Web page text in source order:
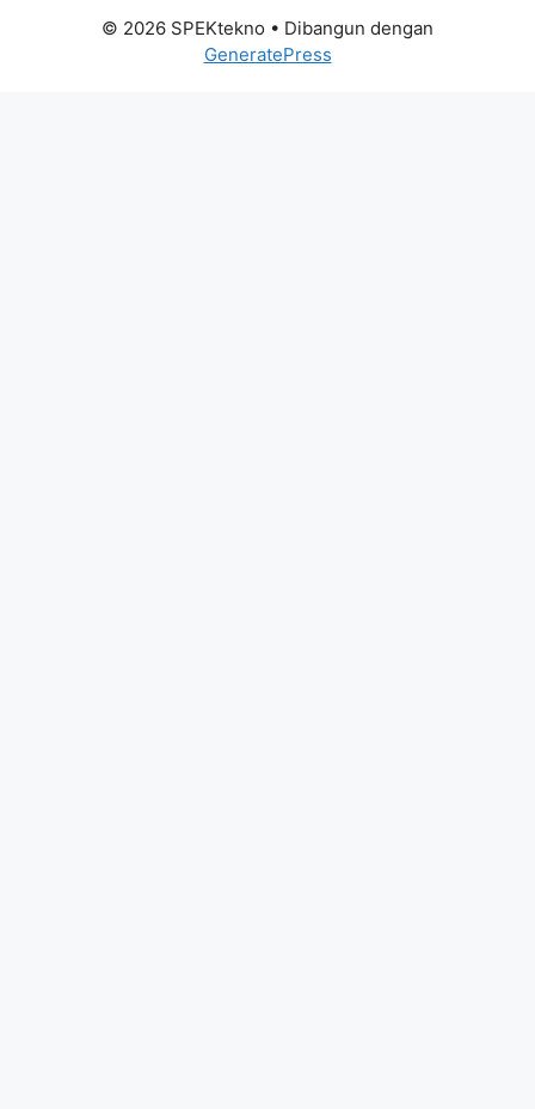
© 2026 SPEKtekno • Dibangun dengan
GeneratePress